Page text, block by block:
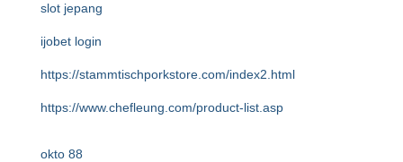
slot jepang
ijobet login
https://stammtischporkstore.com/index2.html
https://www.chefleung.com/product-list.asp
okto 88